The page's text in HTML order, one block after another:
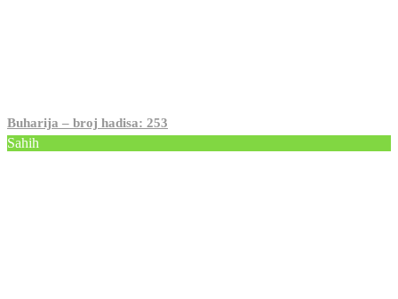
Buharija – broj hadisa: 253
Sahih